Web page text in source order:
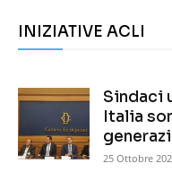
INIZIATIVE ACLI
Sindaci
Italia
25 Ottobre